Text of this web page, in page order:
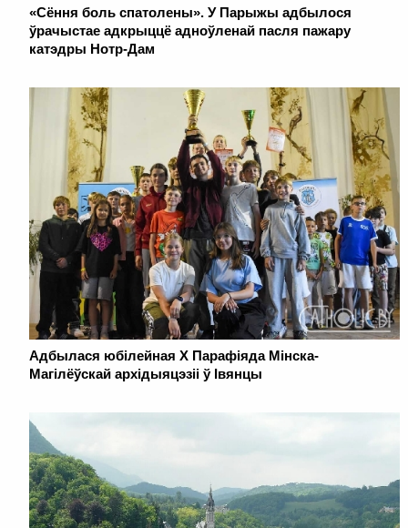
«Сёння боль спатолены». У Парыжы адбылося
ўрачыстае адкрыццё адноўленай пасля пажару
катэдры Нотр-Дам
Адбылася юбілейная Х Парафіяда Мінска-
Магілёўскай архідыяцэзіі ў Івянцы